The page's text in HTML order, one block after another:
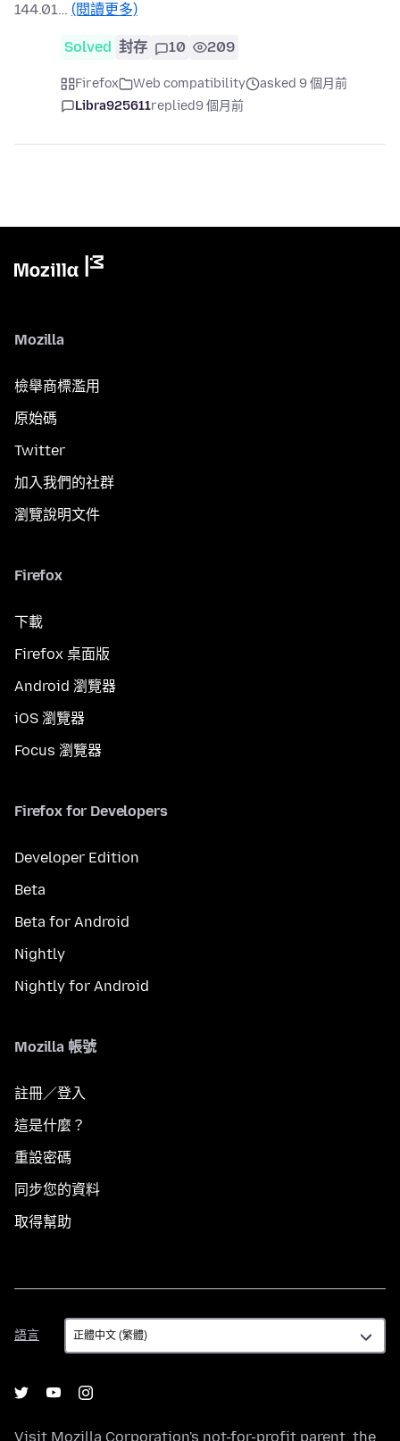
144.01… (閱讀更多)
Solved 封存 10 209
Firefox Web compatibility
asked 9 個月前
Libra925611replied9 個月前
Mozilla
檢舉商標濫用
原始碼
Twitter
加入我們的社群
瀏覽說明文件
Firefox
下載
Firefox 桌面版
Android 瀏覽器
iOS 瀏覽器
Focus 瀏覽器
Firefox for Developers
Developer Edition
Beta
Beta for Android
Nightly
Nightly for Android
Mozilla 帳號
註冊／登入
這是什麼？
重設密碼
同步您的資料
取得幫助
語言
語
言
Visit Mozilla Corporation's not-for-profit parent, the